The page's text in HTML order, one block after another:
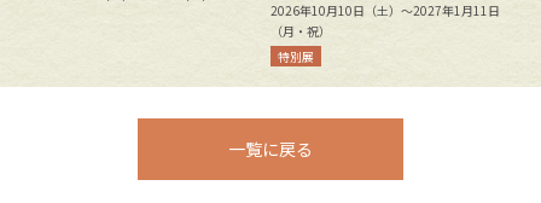
2026年10月10日（土）～2027年1月11日
（月・祝）
特別展
一覧に戻る